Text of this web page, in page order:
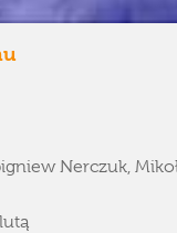
Nerczuk,